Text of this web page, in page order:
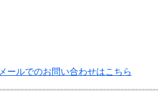
メールでのお問い合わせはこちら